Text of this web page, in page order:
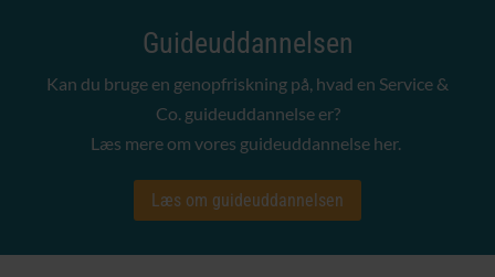
Guideuddannelsen
Kan du bruge en genopfriskning på, hvad en Service &
Co. guideuddannelse er?
Læs mere om vores guideuddannelse her.
Læs om guideuddannelsen